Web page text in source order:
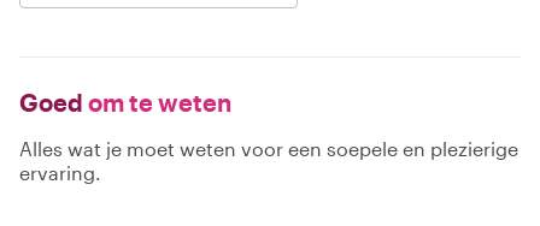
Goed om te weten
Alles wat je moet weten voor een soepele en plezierige
ervaring.